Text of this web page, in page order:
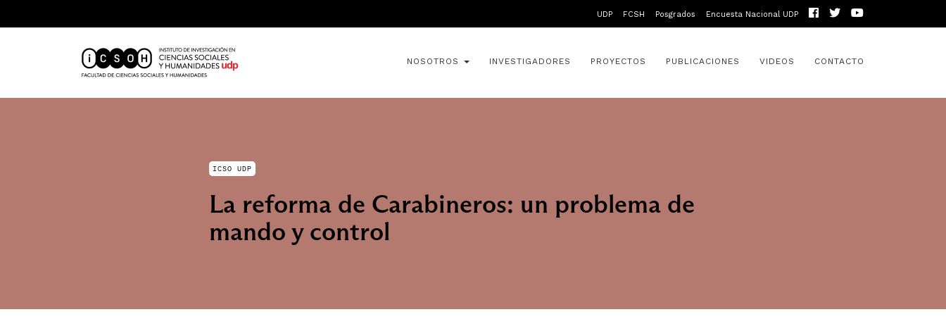
UDP FCSH Posgrados Encuesta Nacional UDP
NOSOTROS INVESTIGADORES PROYECTOS PUBLICACIONES VIDEOS CONTACTO
ICSO UDP
La reforma de Carabineros: un problema de
mando y control